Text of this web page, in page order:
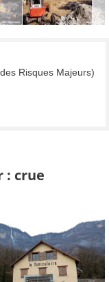
Risques Majeurs)
: crue